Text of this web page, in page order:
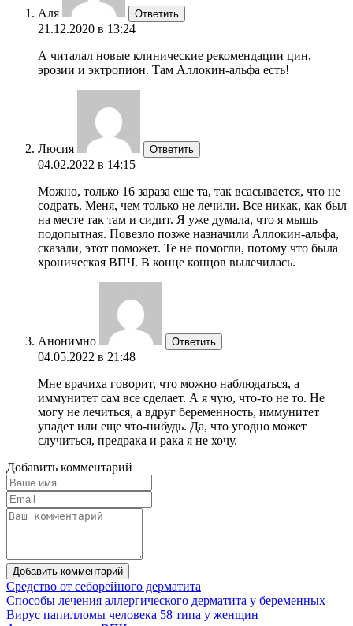
Аля Ответить
21.12.2020 в 13:24
А читалал новые клинические рекомендации цин,
эрозии и эктропион. Там Аллокин-альфа есть!
Люсия Ответить
04.02.2022 в 14:15
Можно, только 16 зараза еще та, так всасывается, что не
содрать. Меня, чем только не лечили. Все никак, как был
на месте так там и сидит. Я уже думала, что я мышь
подопытная. Повезло позже назначили Аллокин-альфа,
сказали, этот поможет. Те не помогли, потому что была
хроническая ВПЧ. В конце концов вылечилась.
Анонимно Ответить
04.05.2022 в 21:48
Мне врачиха говорит, что можно наблюдаться, а
иммунитет сам все сделает. А я чую, что-то не то. Не
могу не лечиться, а вдруг беременность, иммунитет
упадет или еще что-нибудь. Да, что угодно может
случиться, предрака и рака я не хочу.
Добавить комментарий
Добавить комментарий
Средство от себорейного дерматита
Способы лечения аллергического дерматита у беременных
Вирус папилломы человека 58 типа у женщин